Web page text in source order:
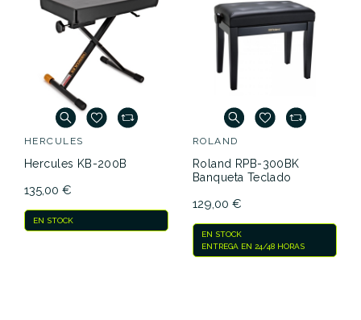
HERCULES
Hercules KB-200B
135,00 €
EN STOCK
ROLAND
Roland RPB-300BK
Banqueta Teclado
129,00 €
EN STOCK
ENTREGA EN 24/48 HORAS